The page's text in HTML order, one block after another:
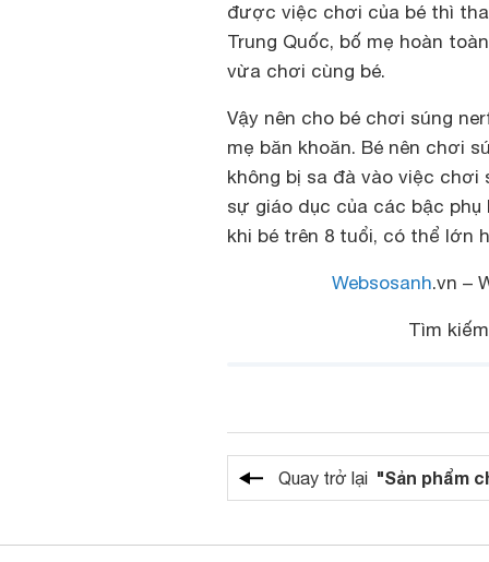
được việc chơi của bé thì
Trung Quốc, bố mẹ hoàn
vừa chơi cùng bé.
Vậy nên cho bé chơi súng
mẹ băn khoăn. Bé nên chơi
không bị sa đà vào việc chơi
sự giáo dục của các bậc
khi bé trên 8 tuổi, có thể lớn
Websosanh.vn –
Tìm
Quay trở lại "Sản phẩm